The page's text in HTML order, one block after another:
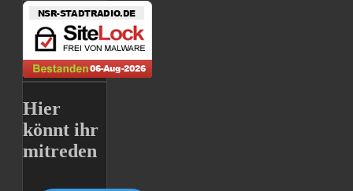
Hier
könnt ihr
mitreden